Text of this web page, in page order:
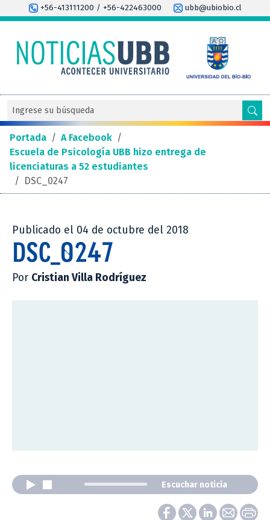
+56-413111200 / +56-422463000 ubb@ubiobio.cl
Portada / A Facebook /
Escuela de Psicología UBB hizo entrega de
licenciaturas a 52 estudiantes
/ DSC_0247
Publicado el 04 de octubre del 2018
DSC_0247
Por Cristian Villa Rodríguez
Escuchar noticia